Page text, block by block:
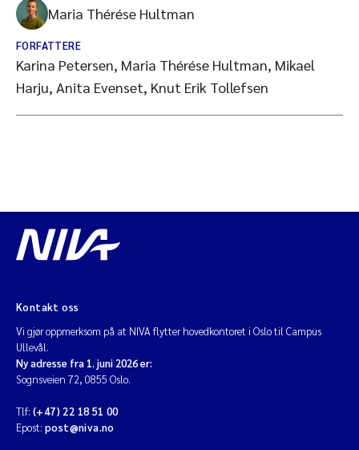
Maria Thérése Hultman
FORFATTERE
Karina Petersen, Maria Thérése Hultman, Mikael
Harju, Anita Evenset, Knut Erik Tollefsen
Kontakt oss
Vi gjør oppmerksom på at NIVA flytter hovedkontoret i Oslo til Campus
Ullevål.
Ny adresse fra 1. juni 2026 er:
Sognsveien 72, 0855 Oslo.
Tlf: (+47) 22 18 51 00
Epost: post@niva.no